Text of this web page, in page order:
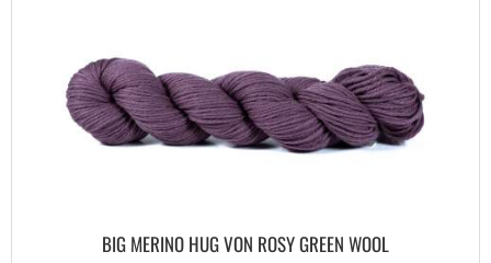
BIG MERINO HUG VON ROSY GREEN WOOL